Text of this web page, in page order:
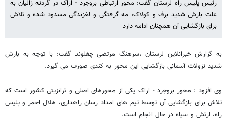
رئیس پلیس راه لرستان گفت: محور ارتباطی بروجرد - اراک در گردنه زالیان به
علت بارش شدید برف و کولاک، مه گرفتگی و لغزندگی مسدود شده و تلاش
برای بازگشایی آن همچنان ادامه دارد
به گزارش خبرانلاین لرستان ،سرهنگ مرتضی چغلوند گفت: با توجه به بارش
شدید نزولات آسمانی بازگشایی این محور به کندی صورت می گیرد.
وی افزود : محور بروجرد - اراک یکی از محورهای اصلی و ترانزیتی کشور است که
تلاش برای بازگشایی آن توسط تیم های امداد رسان راهداری، هلال احمر و پلیس
راه، ارتش و سپاه در حال انجام است.